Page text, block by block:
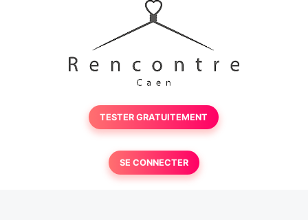
TESTER GRATUITEMENT
SE CONNECTER